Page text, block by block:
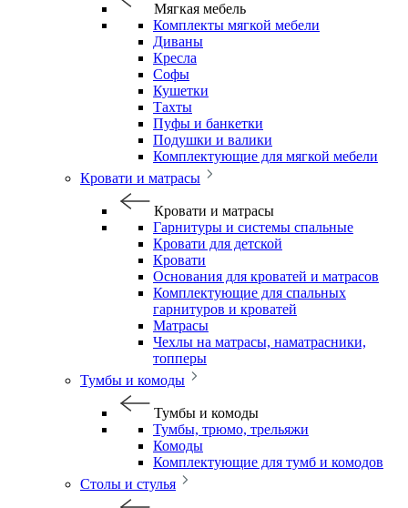
Мягкая мебель
Комплекты мягкой мебели
Диваны
Кресла
Софы
Кушетки
Тахты
Пуфы и банкетки
Подушки и валики
Комплектующие для мягкой мебели
Кровати и матрасы
Кровати и матрасы
Гарнитуры и системы спальные
Кровати для детской
Кровати
Основания для кроватей и матрасов
Комплектующие для спальных
гарнитуров и кроватей
Матрасы
Чехлы на матрасы, наматрасники,
топперы
Тумбы и комоды
Тумбы и комоды
Тумбы, трюмо, трельяжи
Комоды
Комплектующие для тумб и комодов
Столы и стулья